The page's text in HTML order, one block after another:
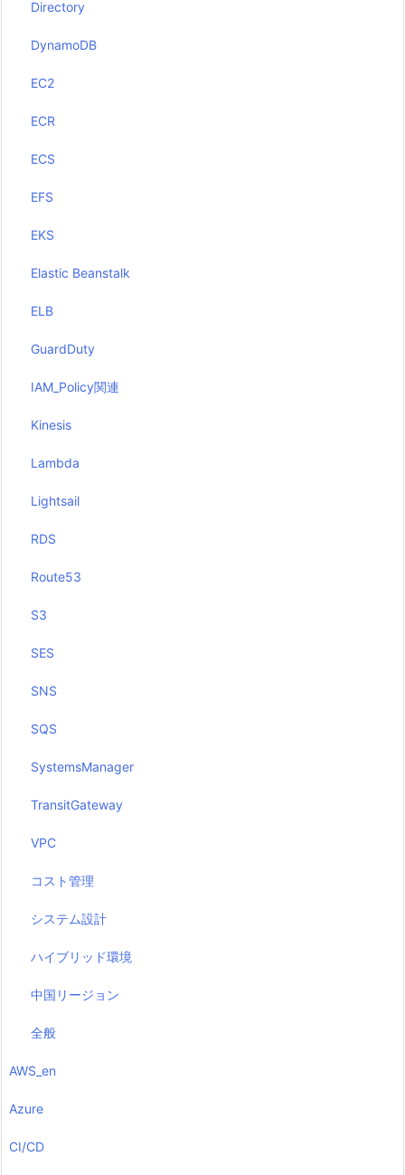
Directory
DynamoDB
EC2
ECR
ECS
EFS
EKS
Elastic Beanstalk
ELB
GuardDuty
IAM_Policy関連
Kinesis
Lambda
Lightsail
RDS
Route53
S3
SES
SNS
SQS
SystemsManager
TransitGateway
VPC
コスト管理
システム設計
ハイブリッド環境
中国リージョン
全般
AWS_en
Azure
CI/CD